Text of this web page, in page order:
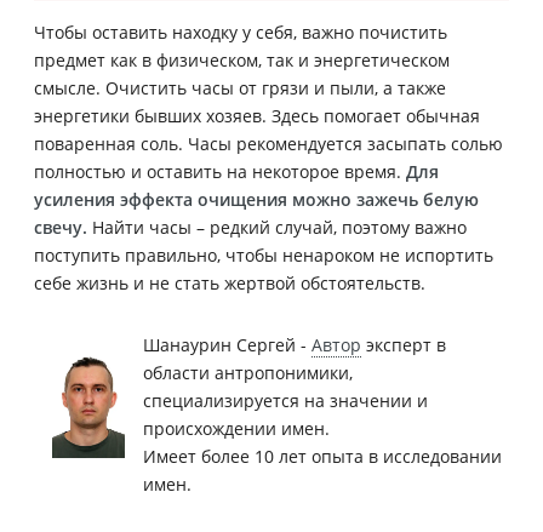
Чтобы оставить находку у себя, важно почистить
предмет как в физическом, так и энергетическом
смысле. Очистить часы от грязи и пыли, а также
энергетики бывших хозяев. Здесь помогает обычная
поваренная соль. Часы рекомендуется засыпать солью
полностью и оставить на некоторое время. Для
усиления эффекта очищения можно зажечь белую
свечу. Найти часы – редкий случай, поэтому важно
поступить правильно, чтобы ненароком не испортить
себе жизнь и не стать жертвой обстоятельств.
Шанаурин Сергей - Автор эксперт в
области антропонимики,
специализируется на значении и
происхождении имен.
Имеет более 10 лет опыта в исследовании
имен.